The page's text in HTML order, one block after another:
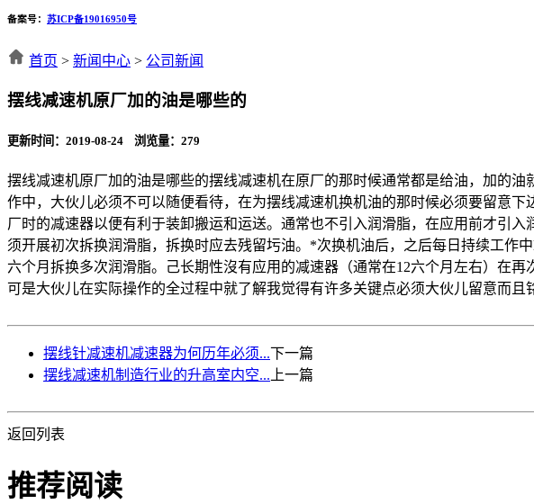
备案号： 苏ICP备19016950号
首页 > 新闻中心 > 公司新闻
摆线减速机原厂加的油是哪些的
更新时间：2019-08-24 浏览量： 279
摆线减速机原厂加的油是哪些的摆线减速机在原厂的那时候通常都是给油，加的
作中，大伙儿必须不可以随便看待，在为摆线减速机换机油的那时候必须要留意
厂时的减速器以便有利于装卸搬运和运送。通常也不引入润滑脂，在应用前才引
须开展初次拆换润滑脂，拆换时应去残留圬油。*次换机油后，之后每日持续工作
六个月拆换多次润滑脂。己长期性沒有应用的减速器（通常在12六个月左右）在
可是大伙儿在实际操作的全过程中就了解我觉得有许多关键点必须大伙儿留意而且
摆线针减速机减速器为何历年必须...下一篇
摆线减速机制造行业的升高室内空... 上一篇
返回列表
推荐阅读